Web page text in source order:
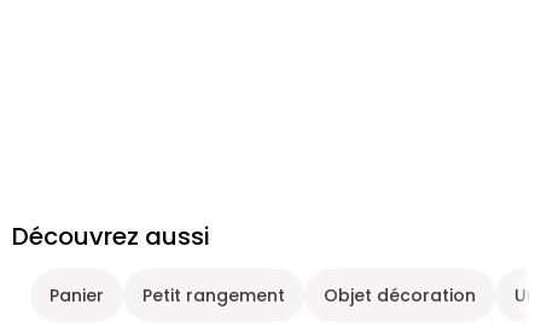
Découvrez aussi
Panier Petit rangement Objet décoration